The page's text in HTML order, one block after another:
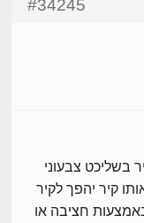
#34245
בשליכט צבעוני
קיר יהפך לקיר
חציבה או